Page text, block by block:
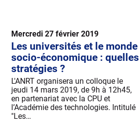
Mercredi 27 février 2019
Les universités et le monde
socio-économique : quelles
stratégies ?
L'ANRT organisera un colloque le
jeudi 14 mars 2019, de 9h à 12h45,
en partenariat avec la CPU et
l’Académie des technologies. Intitulé
"Les…